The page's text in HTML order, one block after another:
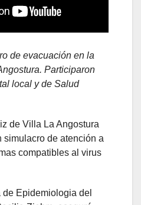
de evacuación en la
Participaron
local y de Salud
de Villa La Angostura
simulacro de atención a
compatibles al virus
de Epidemiologia del